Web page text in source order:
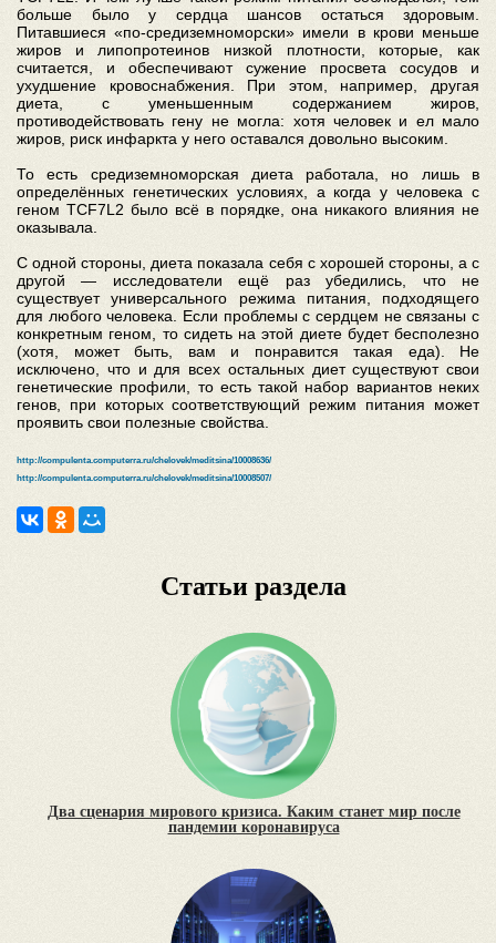
больше было у сердца шансов остаться здоровым.
Питавшиеся «по-средиземноморски» имели в крови меньше
жиров и липопротеинов низкой плотности, которые, как
считается, и обеспечивают сужение просвета сосудов и
ухудшение кровоснабжения. При этом, например, другая
диета, с уменьшенным содержанием жиров,
противодействовать гену не могла: хотя человек и ел мало
жиров, риск инфаркта у него оставался довольно высоким.
То есть средиземноморская диета работала, но лишь в
определённых генетических условиях, а когда у человека с
геном TCF7L2 было всё в порядке, она никакого влияния не
оказывала.
С одной стороны, диета показала себя с хорошей стороны, а с
другой — исследователи ещё раз убедились, что не
существует универсального режима питания, подходящего
для любого человека. Если проблемы с сердцем не связаны с
конкретным геном, то сидеть на этой диете будет бесполезно
(хотя, может быть, вам и понравится такая еда). Не
исключено, что и для всех остальных диет существуют свои
генетические профили, то есть такой набор вариантов неких
генов, при которых соответствующий режим питания может
проявить свои полезные свойства.
http://compulenta.computerra.ru/chelovek/meditsina/10008636/
http://compulenta.computerra.ru/chelovek/meditsina/10008507/
Статьи раздела
Два сценария мирового кризиса. Каким станет мир после
пандемии коронавируса